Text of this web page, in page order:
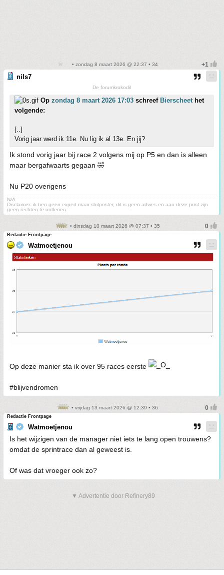
• zondag 8 maart 2026 @ 22:37 • 34
nils7
De forumkrokodil
Op zondag 8 maart 2026 17:03 schreef Bierscheet het
volgende:
[..]
Vorig jaar werd ik 11e. Nu lig ik al 13e. En jij?
Ik stond vorig jaar bij race 2 volgens mij op P5 en dan is alleen
maar bergafwaarts gegaan 🤣
Nu P20 overigens
N/A
Disclaimer: ik ben geen expert maar shitposter, dit is geen advies en aan deze post zijn
geen rechten te ontlenen
• dinsdag 10 maart 2026 @ 07:37 • 35
Redactie Frontpage
Watmoetjenou
Op deze manier sta ik over 95 races eerste
#blijvendromen
• vrijdag 13 maart 2026 @ 12:39 • 36
Redactie Frontpage
Watmoetjenou
Is het wijzigen van de manager niet iets te lang open trouwens?
omdat de sprintrace dan al geweest is.
Of was dat vroeger ook zo?
▼ Advertentie door Refinery89